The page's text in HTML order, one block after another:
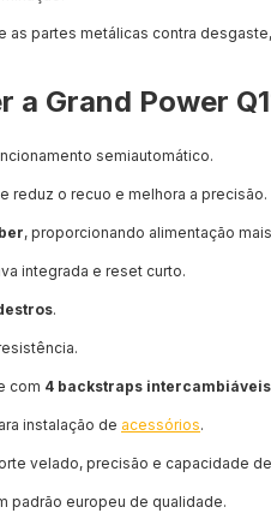
as partes metálicas contra
a Grand Power
semiautomático.
reduz o recuo e melhora a precisão.
, proporcionando alimentação
integrada e reset curto.
.
com 4 backstraps intercambiáveis
instalação de acessórios.
velado, precisão e capacidade
padrão europeu de qualidade.